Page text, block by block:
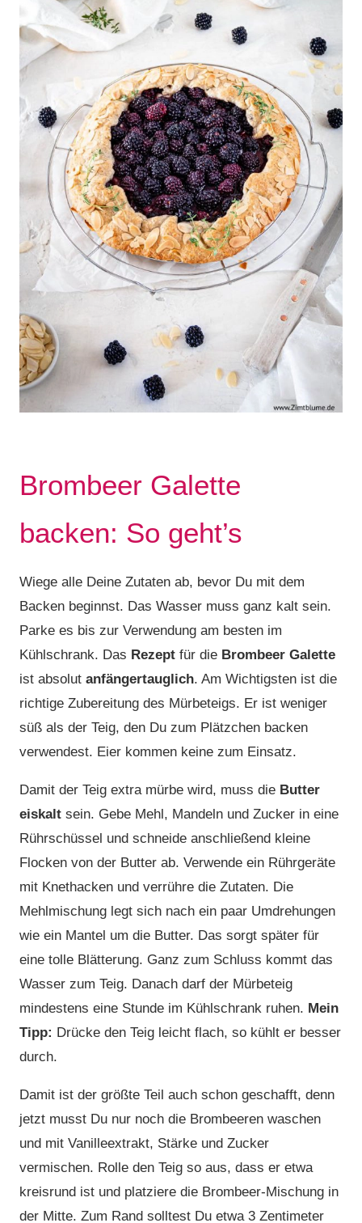
Brombeer Galette
backen: So geht’s
Wiege alle Deine Zutaten ab, bevor Du mit dem
Backen beginnst. Das Wasser muss ganz kalt sein.
Parke es bis zur Verwendung am besten im
Kühlschrank. Das Rezept für die Brombeer Galette
ist absolut anfängertauglich. Am Wichtigsten ist die
richtige Zubereitung des Mürbeteigs. Er ist weniger
süß als der Teig, den Du zum Plätzchen backen
verwendest. Eier kommen keine zum Einsatz.
Damit der Teig extra mürbe wird, muss die Butter
eiskalt sein. Gebe Mehl, Mandeln und Zucker in eine
Rührschüssel und schneide anschließend kleine
Flocken von der Butter ab. Verwende ein Rührgeräte
mit Knethacken und verrühre die Zutaten. Die
Mehlmischung legt sich nach ein paar Umdrehungen
wie ein Mantel um die Butter. Das sorgt später für
eine tolle Blätterung. Ganz zum Schluss kommt das
Wasser zum Teig. Danach darf der Mürbeteig
mindestens eine Stunde im Kühlschrank ruhen. Mein
Tipp: Drücke den Teig leicht flach, so kühlt er besser
durch.
Damit ist der größte Teil auch schon geschafft, denn
jetzt musst Du nur noch die Brombeeren waschen
und mit Vanilleextrakt, Stärke und Zucker
vermischen. Rolle den Teig so aus, dass er etwa
kreisrund ist und platziere die Brombeer-Mischung in
der Mitte. Zum Rand solltest Du etwa 3 Zentimeter